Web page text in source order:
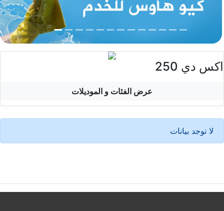
اكس دي 250
عرض الفئات و الموديلات
لا توجد بيانات